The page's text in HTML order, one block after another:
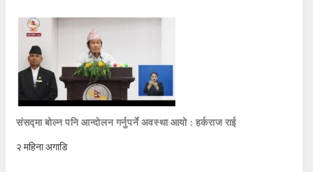
संसद्मा बोल्न पनि आन्दोलन गर्नुपर्ने अवस्था आयो : हर्कराज राई
२ महिना अगाडि